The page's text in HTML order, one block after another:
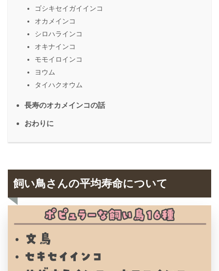
ゴシキセイガイインコ
オカメインコ
シロハラインコ
オキナインコ
モモイロインコ
ヨウム
タイハクオウム
長寿のオカメインコの話
おわりに
飼い鳥さんの平均寿命について